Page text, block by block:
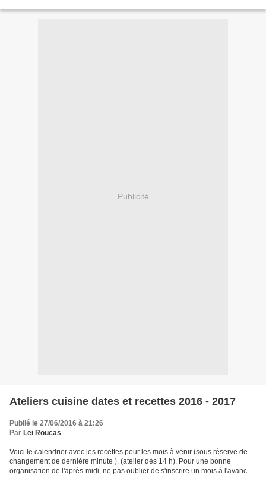
Publicité
Ateliers cuisine dates et recettes 2016 - 2017
Publié le 27/06/2016 à 21:26
Par Lei Roucas
Voici le calendrier avec les recettes pour les mois à venir (sous réserve de
changement de dernière minute ). (atelier dès 14 h). Pour une bonne
organisation de l'après-midi, ne pas oublier de s'inscrire un mois à l'avance